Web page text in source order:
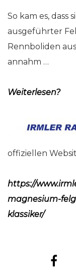
So kam es, dass
ausgeführter
Rennboliden
annahm …
Weiterlesen?
offiziellen
https://
magnesium-
klassiker/